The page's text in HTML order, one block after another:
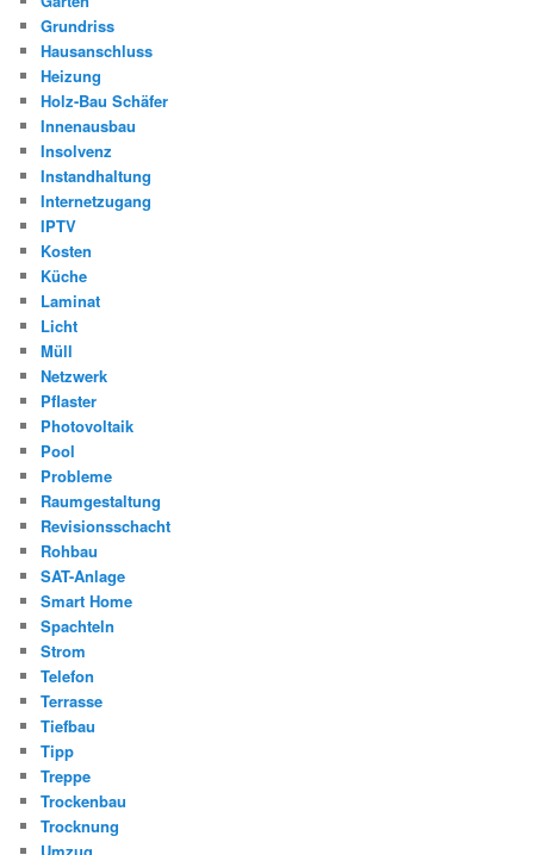
Grundriss
Hausanschluss
Heizung
Holz-Bau Schäfer
Innenausbau
Insolvenz
Instandhaltung
Internetzugang
IPTV
Kosten
Küche
Laminat
Licht
Müll
Netzwerk
Pflaster
Photovoltaik
Pool
Probleme
Raumgestaltung
Revisionsschacht
Rohbau
SAT-Anlage
Smart Home
Spachteln
Strom
Telefon
Terrasse
Tiefbau
Tipp
Treppe
Trockenbau
Trocknung